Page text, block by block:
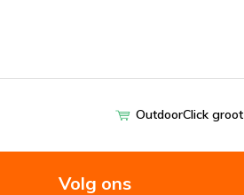
OutdoorClick
Volg ons